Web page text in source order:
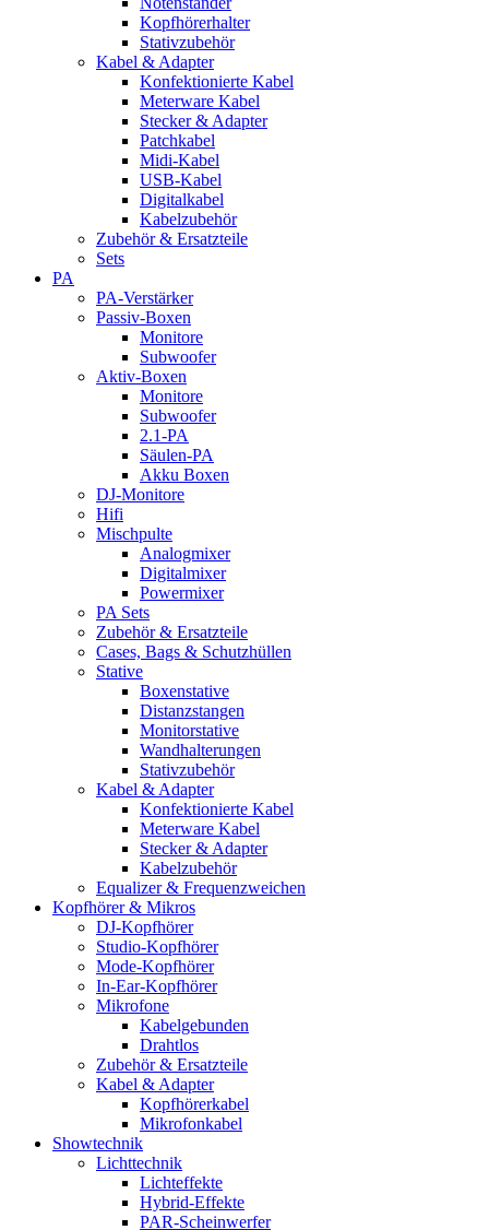
Kopfhörerhalter
Stativzubehör
Kabel & Adapter
Konfektionierte Kabel
Meterware Kabel
Stecker & Adapter
Patchkabel
Midi-Kabel
USB-Kabel
Digitalkabel
Kabelzubehör
Zubehör & Ersatzteile
Sets
PA
PA-Verstärker
Passiv-Boxen
Monitore
Subwoofer
Aktiv-Boxen
Monitore
Subwoofer
2.1-PA
Säulen-PA
Akku Boxen
DJ-Monitore
Hifi
Mischpulte
Analogmixer
Digitalmixer
Powermixer
PA Sets
Zubehör & Ersatzteile
Cases, Bags & Schutzhüllen
Stative
Boxenstative
Distanzstangen
Monitorstative
Wandhalterungen
Stativzubehör
Kabel & Adapter
Konfektionierte Kabel
Meterware Kabel
Stecker & Adapter
Kabelzubehör
Equalizer & Frequenzweichen
Kopfhörer & Mikros
DJ-Kopfhörer
Studio-Kopfhörer
Mode-Kopfhörer
In-Ear-Kopfhörer
Mikrofone
Kabelgebunden
Drahtlos
Zubehör & Ersatzteile
Kabel & Adapter
Kopfhörerkabel
Mikrofonkabel
Showtechnik
Lichttechnik
Lichteffekte
Hybrid-Effekte
PAR-Scheinwerfer